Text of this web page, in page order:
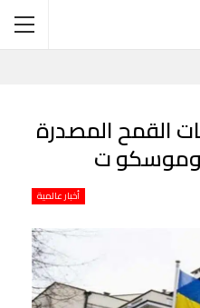
القمح المصدرة
وموسكو ت
أخبار عالمية